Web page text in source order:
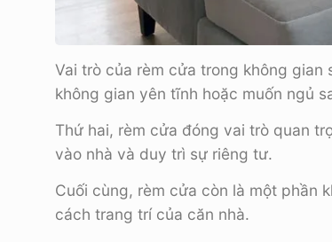
Vai trò của rèm cửa trong không
không gian yên tĩnh hoặc muốn ngủ
Thứ hai, rèm cửa đóng vai trò quan
vào nhà và duy trì sự riêng tư.
Cuối cùng, rèm cửa còn là một phần
cách trang trí của căn nhà.